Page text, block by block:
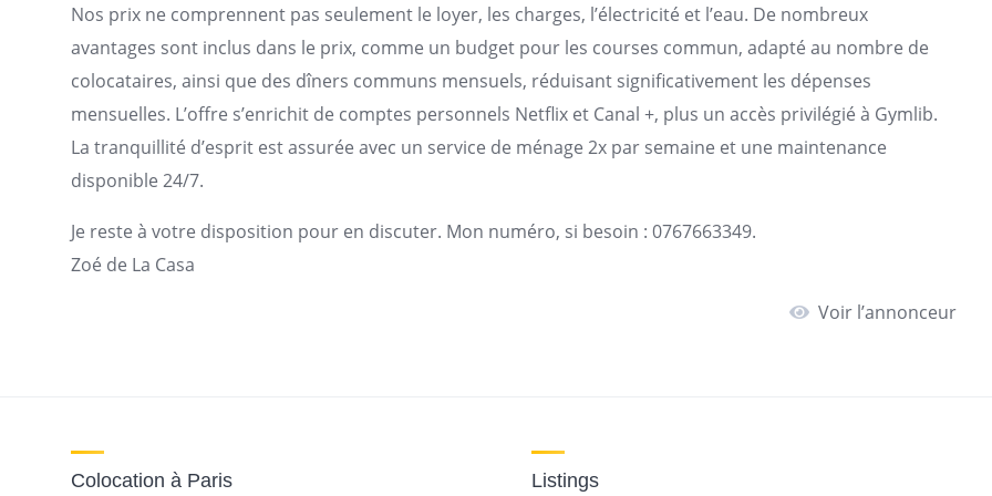
Nos prix ne comprennent pas seulement le loyer, les charges, l’électricité et l’eau. De nombreux
avantages sont inclus dans le prix, comme un budget pour les courses commun, adapté au nombre de
colocataires, ainsi que des dîners communs mensuels, réduisant significativement les dépenses
mensuelles. L’offre s’enrichit de comptes personnels Netflix et Canal +, plus un accès privilégié à Gymlib.
La tranquillité d’esprit est assurée avec un service de ménage 2x par semaine et une maintenance
disponible 24/7.
Je reste à votre disposition pour en discuter. Mon numéro, si besoin : 0767663349.
Zoé de La Casa
Voir l’annonceur
Colocation à Paris Listings